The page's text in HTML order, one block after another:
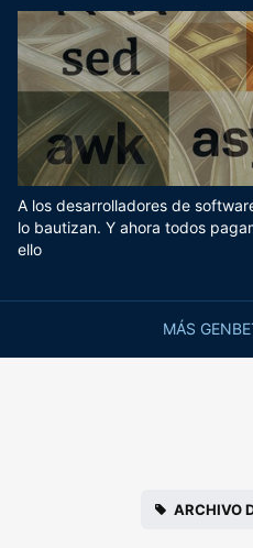
MÁS
A los desarrolladores de
lo bautizan. Y ahora todos
ello
ARCHIVO